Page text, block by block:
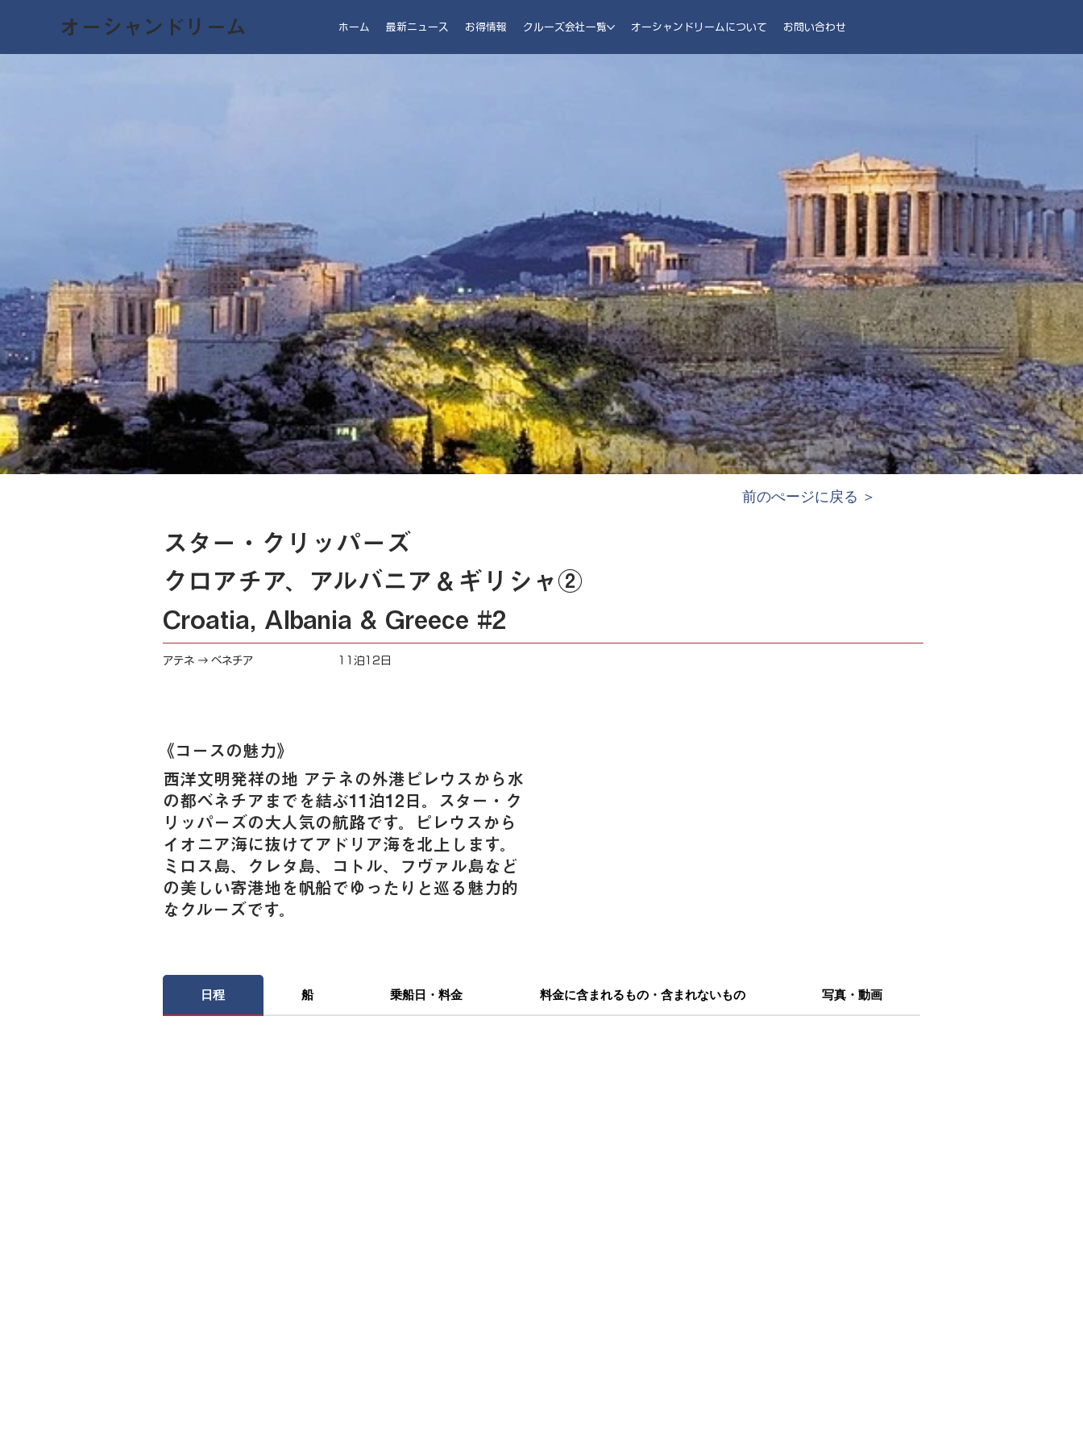
オーシャンドリーム ホーム 最新ニュース お得情報 クルーズ会社一覧 オーシャンドリームについて お問い合わせ
《​コースの魅力》
西洋文明発祥の地 アテネの外港ピレウスから水
の都ベネチアまでを結ぶ11泊12日。スター・ク
リッパーズの大人気の航路です。ピレウスから
イオニア海に抜けてアドリア海を北上します。
ミロス島、クレタ島、コトル、フヴァル島など
の美しい寄港地を帆船でゆったりと巡る魅力的
なクルーズです。
日程 船 乗船日・料金 料金に含まれるもの・含まれないもの 写真・動画
スター・クリッパーズ
Croatia, Albania & Greece #2
クロアチア、アルバニア＆ギリシャ②
アテネ → ベネチア 11泊12日
前のぺージに戻る ＞